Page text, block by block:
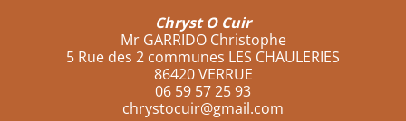
Chryst O Cuir
Mr GARRIDO Christophe
5 Rue des 2 communes LES CHAULERIES
86420 VERRUE
06 59 57 25 93
chrystocuir@gmail.com